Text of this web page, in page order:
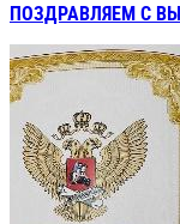
ПОЗДРАВЛЯЕМ С